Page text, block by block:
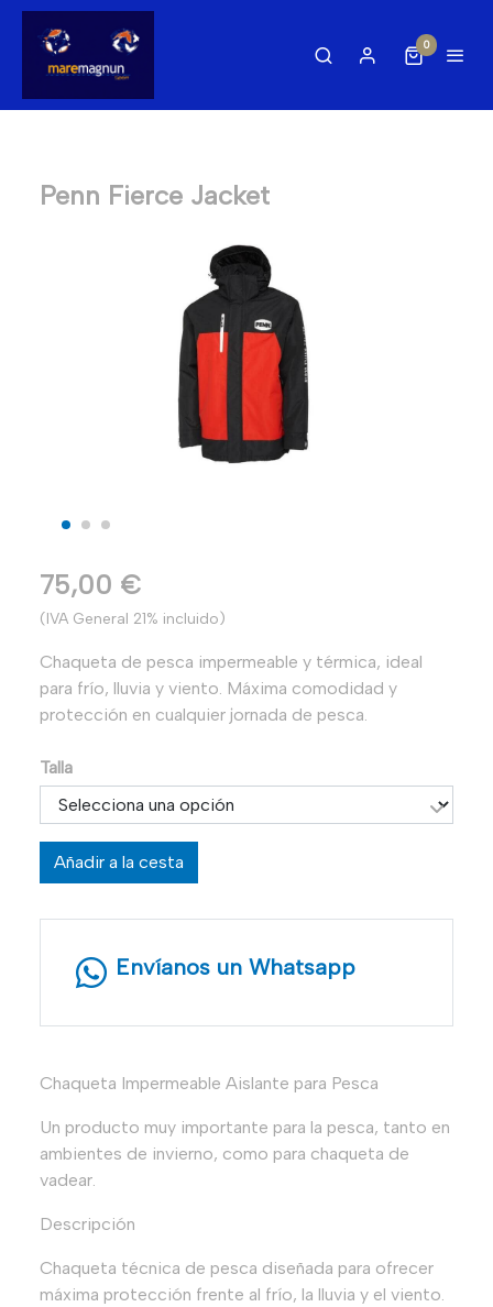
0
Penn Fierce Jacket
75,00 €
(IVA General 21% incluido)
Chaqueta de pesca impermeable y térmica, ideal
para frío, lluvia y viento. Máxima comodidad y
protección en cualquier jornada de pesca.
Talla
Añadir a la cesta
Envíanos un Whatsapp
Chaqueta Impermeable Aislante para Pesca
Un producto muy importante para la pesca, tanto en
ambientes de invierno, como para chaqueta de
vadear.
Descripción
Chaqueta técnica de pesca diseñada para ofrecer
máxima protección frente al frío, la lluvia y el viento.